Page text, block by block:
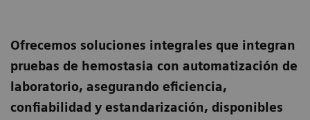
Ofrecemos soluciones integrales que integran
pruebas de hemostasia con automatización de
laboratorio, asegurando eficiencia,
confiabilidad y estandarización, disponibles